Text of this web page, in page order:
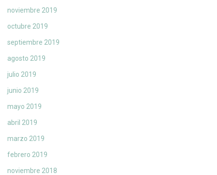
noviembre 2019
octubre 2019
septiembre 2019
agosto 2019
julio 2019
junio 2019
mayo 2019
abril 2019
marzo 2019
febrero 2019
noviembre 2018